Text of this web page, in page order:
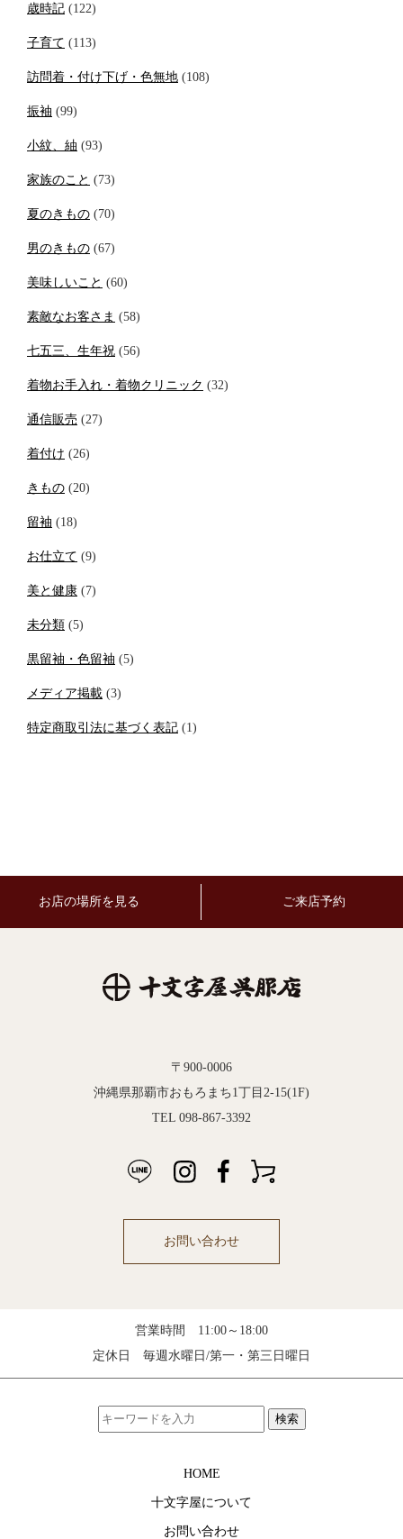
歳時記 (122)
子育て (113)
訪問着・付け下げ・色無地 (108)
振袖 (99)
小紋、紬 (93)
家族のこと (73)
夏のきもの (70)
男のきもの (67)
美味しいこと (60)
素敵なお客さま (58)
七五三、生年祝 (56)
着物お手入れ・着物クリニック (32)
通信販売 (27)
着付け (26)
きもの (20)
留袖 (18)
お仕立て (9)
美と健康 (7)
未分類 (5)
黒留袖・色留袖 (5)
メディア掲載 (3)
特定商取引法に基づく表記 (1)
お店の場所を見る ご来店予約
〒900-0006
沖縄県那覇市おもろまち1丁目2-15(1F)
TEL 098-867-3392
お問い合わせ
営業時間 11:00～18:00
定休日 毎週水曜日/第一・第三日曜日
検索
HOME
十文字屋について
お問い合わせ